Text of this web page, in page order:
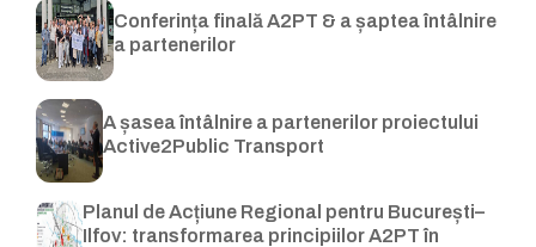
Conferința finală A2PT & a șaptea întâlnire
a partenerilor
A șasea întâlnire a partenerilor proiectului
Active2Public Transport
Planul de Acțiune Regional pentru București–
Ilfov: transformarea principiilor A2PT în